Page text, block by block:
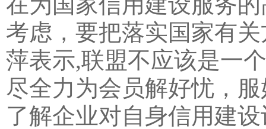
考虑，要把落实国家有
萍表示,联盟不应该是一
尽全力为会员解好忧，
了解企业对自身信用建